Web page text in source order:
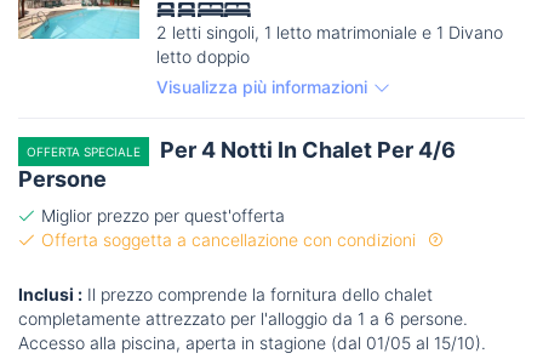
2 letti singoli, 1 letto matrimoniale e 1 Divano
letto doppio
Visualizza più informazioni
OFFERTA SPECIALE
Per 4 Notti In Chalet Per 4/6
Persone
Miglior prezzo per quest'offerta
Offerta soggetta a cancellazione con condizioni
Inclusi : Il prezzo comprende la fornitura dello chalet
completamente attrezzato per l'alloggio da 1 a 6 persone.
Accesso alla piscina, aperta in stagione (dal 01/05 al 15/10).